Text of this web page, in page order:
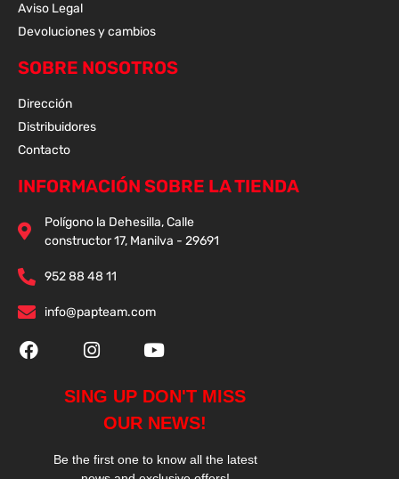
Aviso Legal
Devoluciones y cambios
SOBRE NOSOTROS
Dirección
Distribuidores
Contacto
INFORMACIÓN SOBRE LA TIENDA
Polígono la Dehesilla, Calle
constructor 17, Manilva - 29691
952 88 48 11
info@papteam.com